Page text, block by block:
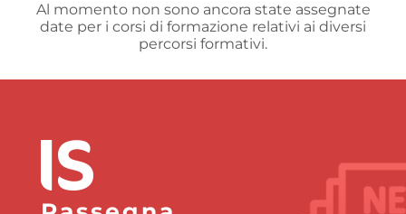
Al momento non sono ancora state assegnate
date per i corsi di formazione relativi ai diversi
percorsi formativi.